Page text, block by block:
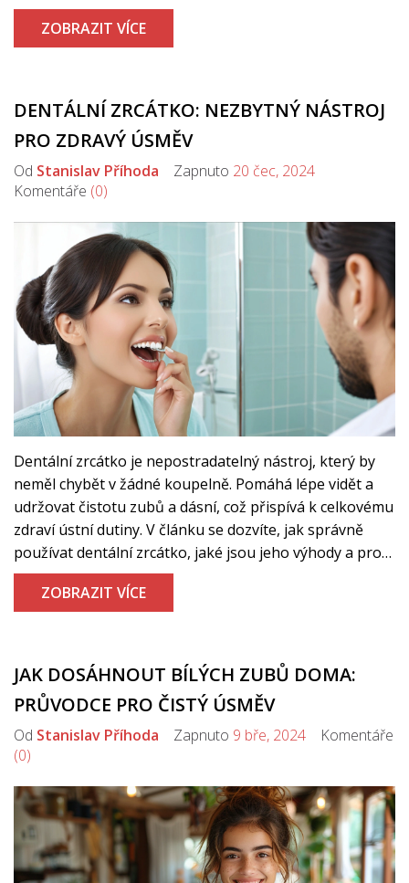
ZOBRAZIT VÍCE
DENTÁLNÍ ZRCÁTKO: NEZBYTNÝ NÁSTROJ
PRO ZDRAVÝ ÚSMĚV
Od Stanislav Příhoda Zapnuto 20 čec, 2024
Komentáře (0)
Dentální zrcátko je nepostradatelný nástroj, který by
neměl chybět v žádné koupelně. Pomáhá lépe vidět a
udržovat čistotu zubů a dásní, což přispívá k celkovému
zdraví ústní dutiny. V článku se dozvíte, jak správně
používat dentální zrcátko, jaké jsou jeho výhody a proč
je důležité pro prevenci zubních problémů.
ZOBRAZIT VÍCE
JAK DOSÁHNOUT BÍLÝCH ZUBŮ DOMA:
PRŮVODCE PRO ČISTÝ ÚSMĚV
Od Stanislav Příhoda Zapnuto 9 bře, 2024 Komentáře
(0)